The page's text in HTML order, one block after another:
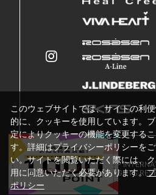
Copyright © GRIP
ALL RIGHTS
このウェブサイトでは、サイトの利
的に、クッキーを使用しています。
定によりクッキーの機能を変更する
す。詳細はプライバシーポリシーを
い。サイトを閲覧いただく際には、
用に同意いただく必要があります。
ポリシー